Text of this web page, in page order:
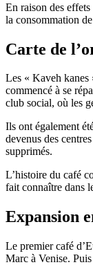
En raison des
la consommation
Carte de
Les « Kaveh kanes
commencé à se
club social, où les
Ils ont également
devenus des
supprimés.
L’histoire du café
fait connaître dans
Expansion
Le premier café
Marc à Venise.